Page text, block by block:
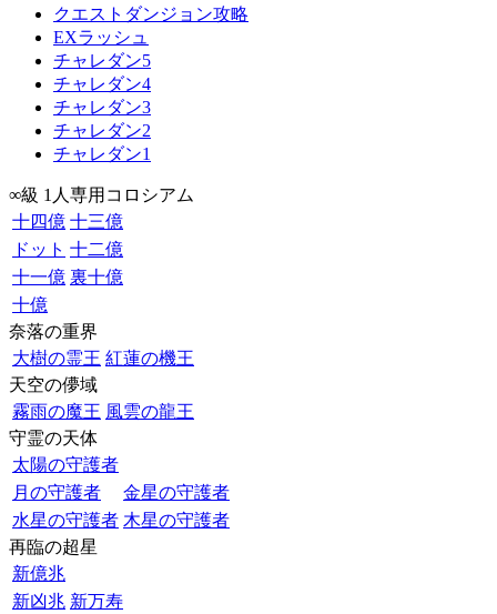
クエストダンジョン攻略
EXラッシュ
チャレダン5
チャレダン4
チャレダン3
チャレダン2
チャレダン1
∞級 1人専用コロシアム
十四億 十三億
ドット 十二億
十一億 裏十億
十億
奈落の重界
大樹の霊王 紅蓮の機王
天空の儚域
霧雨の魔王 風雲の龍王
守霊の天体
太陽の守護者
月の守護者
金星の守護者
水星の守護者 木星の守護者
再臨の超星
新億兆
新凶兆 新万寿